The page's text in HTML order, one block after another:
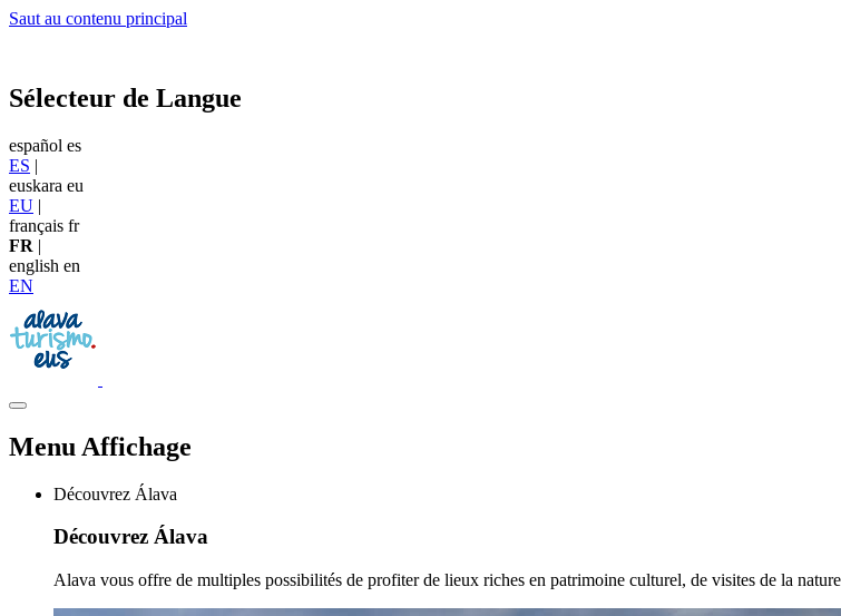
Saut au contenu principal
Sélecteur de Langue
español es
ES |
euskara eu
EU |
français fr
FR |
english en
EN
Menu Affichage
Découvrez Álava
Découvrez Álava
Alava vous offre de multiples possibilités de profiter de lieux riches en patrimoine culturel, de visites de la